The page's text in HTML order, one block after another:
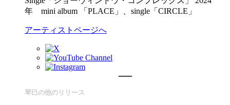
年 mini album 「PLACE」、single「CIRCLE」
アーティストページへ
琴巳の他のリリース